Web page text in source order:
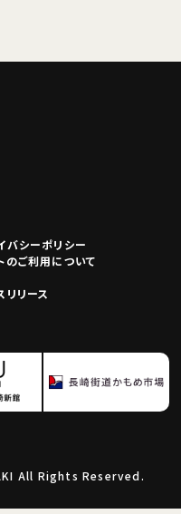
バシーポリシー
のご利用について
リリース
All Rights Reserved.